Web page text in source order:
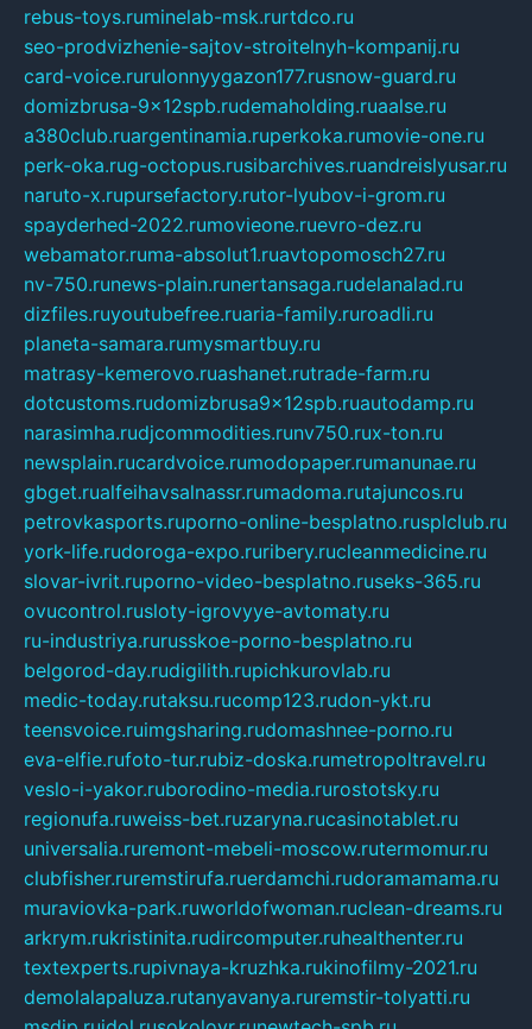
rebus-toys.ruminelab-msk.rurtdco.ru
seo-prodvizhenie-sajtov-stroitelnyh-kompanij.ru
card-voice.rurulonnyygazon177.rusnow-guard.ru
domizbrusa-9x12spb.rudemaholding.ruaalse.ru
a380club.ruargentinamia.ruperkoka.rumovie-one.ru
perk-oka.rug-octopus.rusibarchives.ruandreislyusar.ru
naruto-x.rupursefactory.rutor-lyubov-i-grom.ru
spayderhed-2022.rumovieone.ruevro-dez.ru
webamator.ruma-absolut1.ruavtopomosch27.ru
nv-750.runews-plain.runertansaga.rudelanalad.ru
dizfiles.ruyoutubefree.ruaria-family.ruroadli.ru
planeta-samara.rumysmartbuy.ru
matrasy-kemerovo.ruashanet.rutrade-farm.ru
dotcustoms.rudomizbrusa9x12spb.ruautodamp.ru
narasimha.rudjcommodities.runv750.rux-ton.ru
newsplain.rucardvoice.rumodopaper.rumanunae.ru
gbget.rualfeihavsalnassr.rumadoma.rutajuncos.ru
petrovkasports.ruporno-online-besplatno.rusplclub.ru
york-life.rudoroga-expo.ruribery.rucleanmedicine.ru
slovar-ivrit.ruporno-video-besplatno.ruseks-365.ru
ovucontrol.rusloty-igrovyye-avtomaty.ru
ru-industriya.rurusskoe-porno-besplatno.ru
belgorod-day.rudigilith.rupichkurovlab.ru
medic-today.rutaksu.rucomp123.rudon-ykt.ru
teensvoice.ruimgsharing.rudomashnee-porno.ru
eva-elfie.rufoto-tur.rubiz-doska.rumetropoltravel.ru
veslo-i-yakor.ruborodino-media.rurostotsky.ru
regionufa.ruweiss-bet.ruzaryna.rucasinotablet.ru
universalia.ruremont-mebeli-moscow.rutermomur.ru
clubfisher.ruremstirufa.ruerdamchi.rudoramamama.ru
muraviovka-park.ruworldofwoman.ruclean-dreams.ru
arkrym.rukristinita.rudircomputer.ruhealthenter.ru
textexperts.rupivnaya-kruzhka.rukinofilmy-2021.ru
demolalapaluza.rutanyavanya.ruremstir-tolyatti.ru